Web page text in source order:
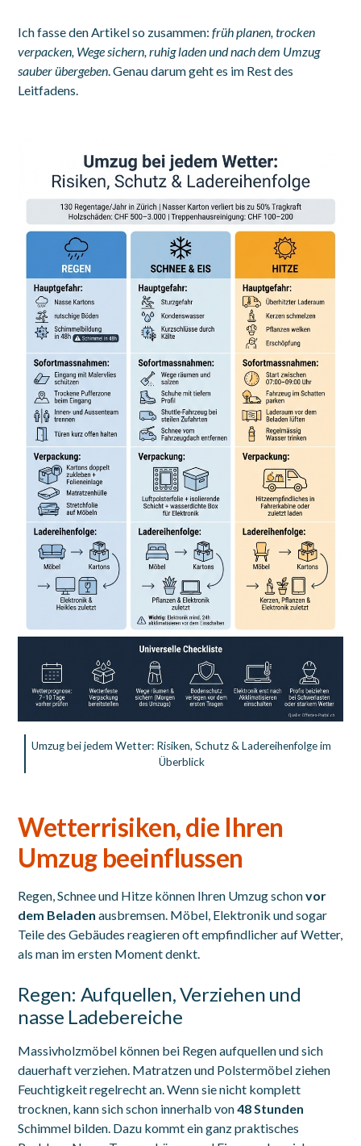
Ich fasse den Artikel so zusammen:früh planen, trocken
verpacken, Wege sichern, ruhig laden und nach dem Umzug
sauber übergeben. Genau darum geht es im Rest des
Leitfadens.
Umzug bei jedem Wetter: Risiken, Schutz & Ladereihenfolge im
Überblick
Wetterrisiken, die Ihren
Umzug beeinflussen
Regen, Schnee und Hitze können Ihren Umzug schonvor
dem Beladen ausbremsen. Möbel, Elektronik und sogar
Teile des Gebäudes reagieren oft empfindlicher auf Wetter,
als man im ersten Moment denkt.
Regen: Aufquellen, Verziehen und
nasse Ladebereiche
Massivholzmöbel können bei Regen aufquellen und sich
dauerhaft verziehen. Matratzen und Polstermöbel ziehen
Feuchtigkeit regelrecht an. Wenn sie nicht komplett
trocknen, kann sich schon innerhalb von48 Stunden
Schimmel bilden. Dazu kommt ein ganz praktisches